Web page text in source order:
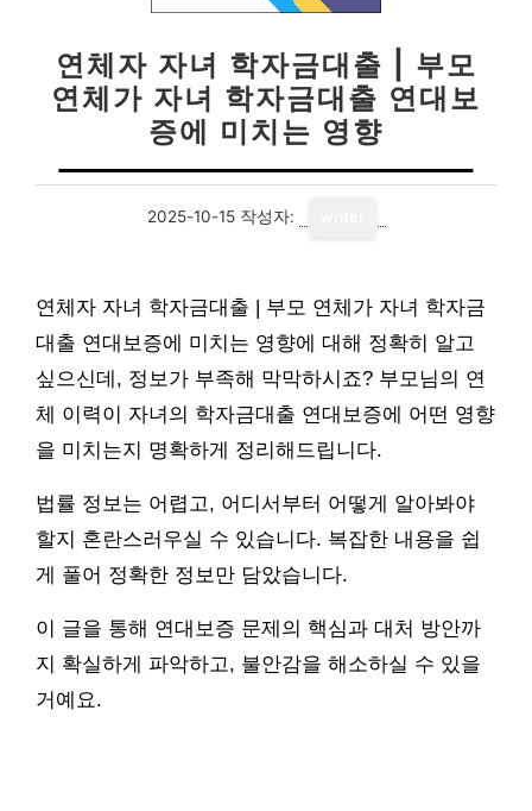
연체자 자녀 학자금대출 | 부모
연체가 자녀 학자금대출 연대보
증에 미치는 영향
2025-10-15 작성자:
연체자 자녀 학자금대출 | 부모 연체가 자녀 학자금
대출 연대보증에 미치는 영향에 대해 정확히 알고
싶으신데, 정보가 부족해 막막하시죠? 부모님의 연
체 이력이 자녀의 학자금대출 연대보증에 어떤 영향
을 미치는지 명확하게 정리해드립니다.
법률 정보는 어렵고, 어디서부터 어떻게 알아봐야
할지 혼란스러우실 수 있습니다. 복잡한 내용을 쉽
게 풀어 정확한 정보만 담았습니다.
이 글을 통해 연대보증 문제의 핵심과 대처 방안까
지 확실하게 파악하고, 불안감을 해소하실 수 있을
거예요.